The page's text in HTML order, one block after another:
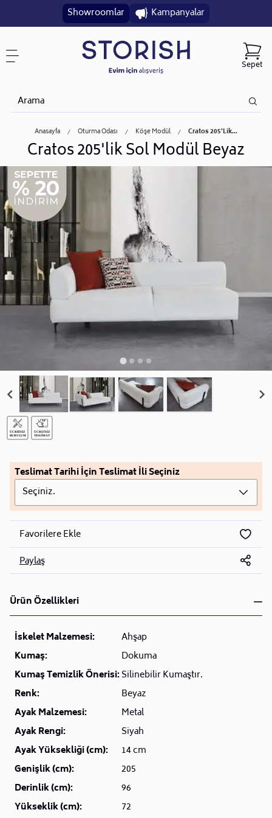
Showroomlar Kampanyalar
Sepet
Anasayfa Oturma Odası Köşe Modül Cratos 205'lik...
Cratos 205'lik Sol Modül Beyaz
Teslimat Tarihi İçin Teslimat İli Seçiniz
Seçiniz.
Favorilere Ekle
Paylaş
Ürün Özellikleri
İskelet Malzemesi:
Ahşap
Kumaş:
Dokuma
Kumaş Temizlik Önerisi:Silinebilir Kumaştır.
Renk:
Beyaz
Ayak Malzemesi:
Metal
Ayak Rengi:
Siyah
Ayak Yüksekliği (cm):
14 cm
Genişlik (cm):
205
Derinlik (cm):
96
Yükseklik (cm):
72